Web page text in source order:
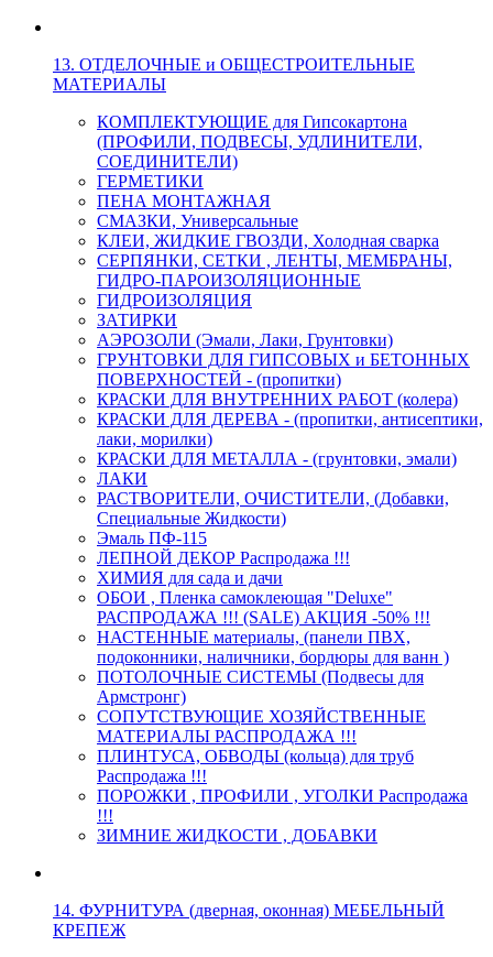
13. ОТДЕЛОЧНЫЕ и ОБЩЕСТРОИТЕЛЬНЫЕ
МАТЕРИАЛЫ
КОМПЛЕКТУЮЩИЕ для Гипсокартона
(ПРОФИЛИ, ПОДВЕСЫ, УДЛИНИТЕЛИ,
СОЕДИНИТЕЛИ)
ГЕРМЕТИКИ
ПЕНА МОНТАЖНАЯ
СМАЗКИ, Универсальные
КЛЕИ, ЖИДКИЕ ГВОЗДИ, Холодная сварка
СЕРПЯНКИ, СЕТКИ , ЛЕНТЫ, МЕМБРАНЫ,
ГИДРО-ПАРОИЗОЛЯЦИОННЫЕ
ГИДРОИЗОЛЯЦИЯ
ЗАТИРКИ
АЭРОЗОЛИ (Эмали, Лаки, Грунтовки)
ГРУНТОВКИ ДЛЯ ГИПСОВЫХ и БЕТОННЫХ
ПОВЕРХНОСТЕЙ - (пропитки)
КРАСКИ ДЛЯ ВНУТРЕННИХ РАБОТ (колера)
КРАСКИ ДЛЯ ДЕРЕВА - (пропитки, антисептики,
лаки, морилки)
КРАСКИ ДЛЯ МЕТАЛЛА - (грунтовки, эмали)
ЛАКИ
РАСТВОРИТЕЛИ, ОЧИСТИТЕЛИ, (Добавки,
Специальные Жидкости)
Эмаль ПФ-115
ЛЕПНОЙ ДЕКОР Распродажа !!!
ХИМИЯ для сада и дачи
ОБОИ , Пленка самоклеющая "Deluxe"
РАСПРОДАЖА !!! (SALE) АКЦИЯ -50% !!!
НАСТЕННЫЕ материалы, (панели ПВХ,
подоконники, наличники, бордюры для ванн )
ПОТОЛОЧНЫЕ СИСТЕМЫ (Подвесы для
Армстронг)
СОПУТСТВУЮЩИЕ ХОЗЯЙСТВЕННЫЕ
МАТЕРИАЛЫ РАСПРОДАЖА !!!
ПЛИНТУСА, ОБВОДЫ (кольца) для труб
Распродажа !!!
ПОРОЖКИ , ПРОФИЛИ , УГОЛКИ Распродажа
!!!
ЗИМНИЕ ЖИДКОСТИ , ДОБАВКИ
14. ФУРНИТУРА (дверная, оконная) МЕБЕЛЬНЫЙ
КРЕПЕЖ